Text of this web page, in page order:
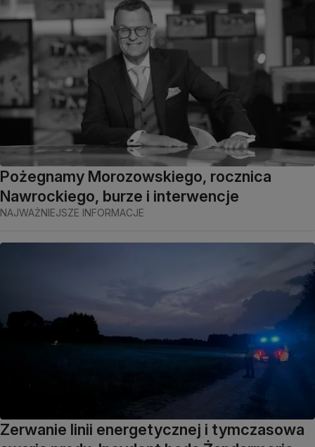
Pożegnamy Morozowskiego, rocznica
Nawrockiego, burze i interwencje
NAJWAŻNIEJSZE INFORMACJE
Zerwanie linii energetycznej i tymczasowa